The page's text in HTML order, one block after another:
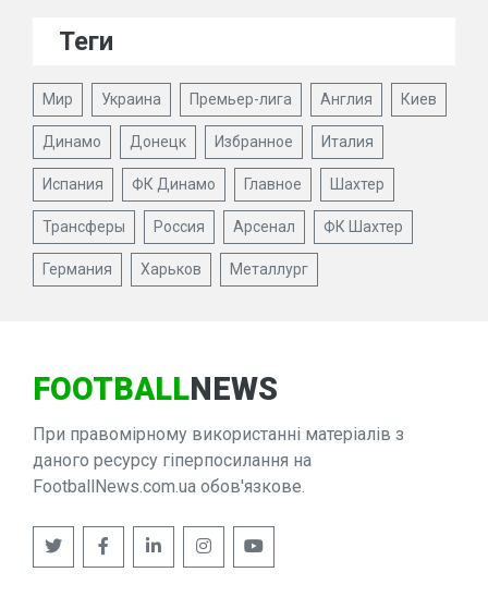
Теги
Мир Украина Премьер-лига Англия Киев
Динамо Донецк Избранное Италия
Испания ФК Динамо Главное Шахтер
Трансферы Россия Арсенал ФК Шахтер
Германия Харьков Металлург
FOOTBALLNEWS
При правомірному використанні матеріалів з
даного ресурсу гіперпосилання на
FootballNews.com.ua обов'язкове.